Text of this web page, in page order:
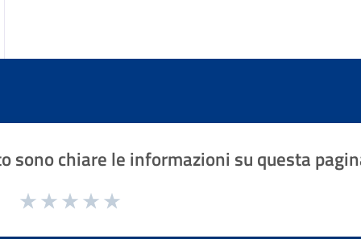
sono chiare le informazioni su questa
1 a 5 stelle la pagina